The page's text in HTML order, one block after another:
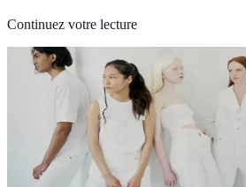
Continuez votre lecture